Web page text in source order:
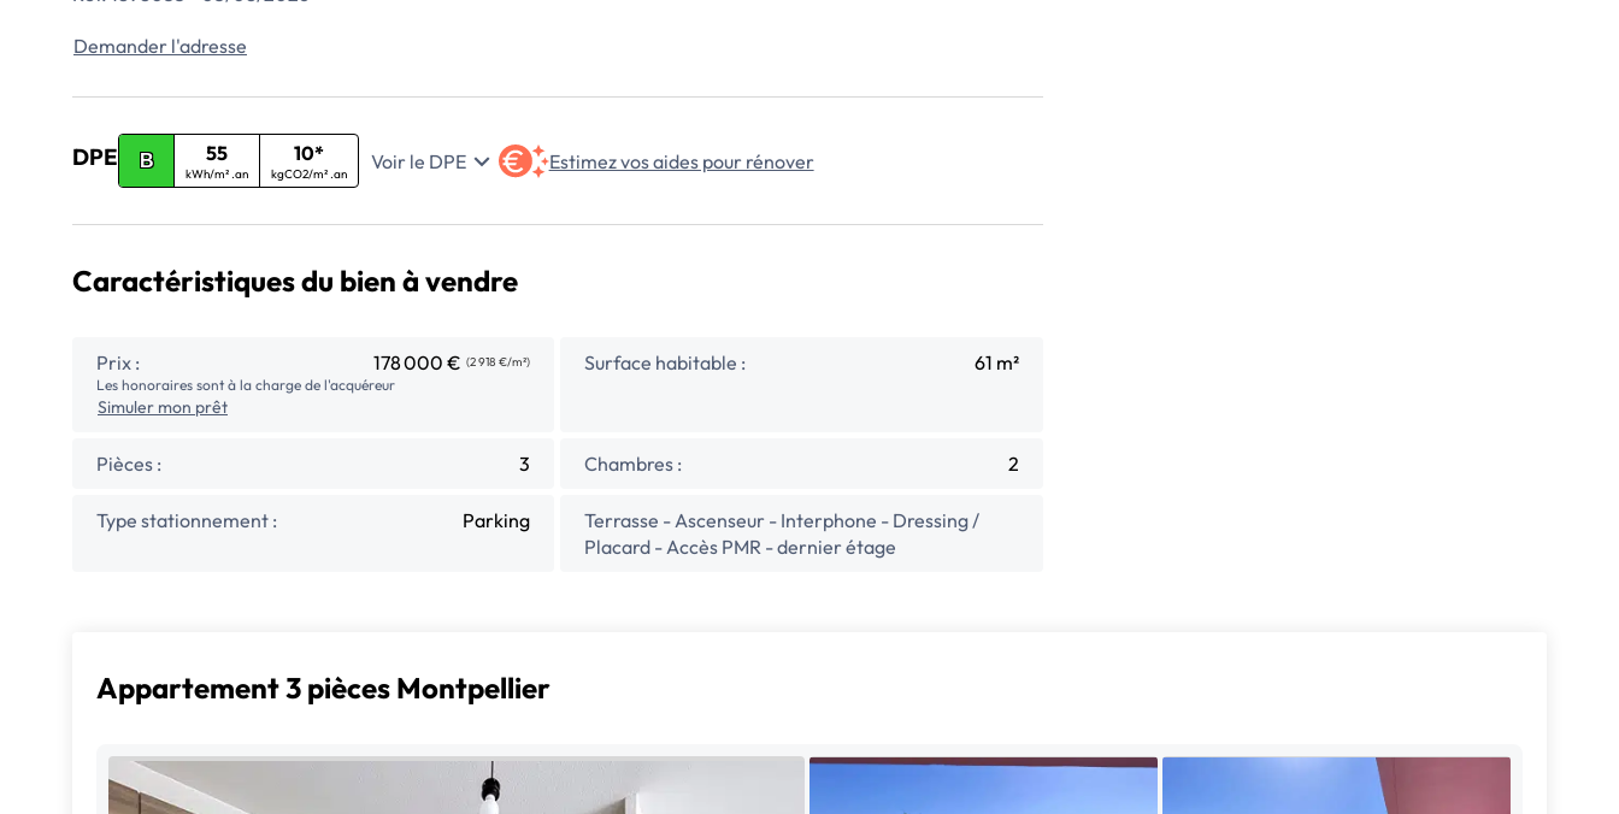
Demander l'adresse
DPE B 55
kWh/m² .an
10*
kgCO2/m² .an
Voir le DPE Estimez vos aides pour rénover
Caractéristiques du bien à vendre
Prix : 178 000 € (2 918 €/m²)
Les honoraires sont à la charge de l'acquéreur
Simuler mon prêt
Surface habitable : 61 m²
Pièces : 3 Chambres : 2
Type stationnement : Parking
Terrasse - Ascenseur - Interphone - Dressing /
Placard - Accès PMR - dernier étage
Appartement 3 pièces Montpellier